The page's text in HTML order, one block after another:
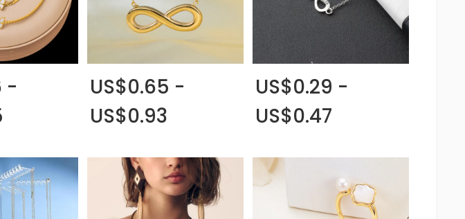
-
US$0.65 -
US$0.93
US$0.29 -
US$0.47